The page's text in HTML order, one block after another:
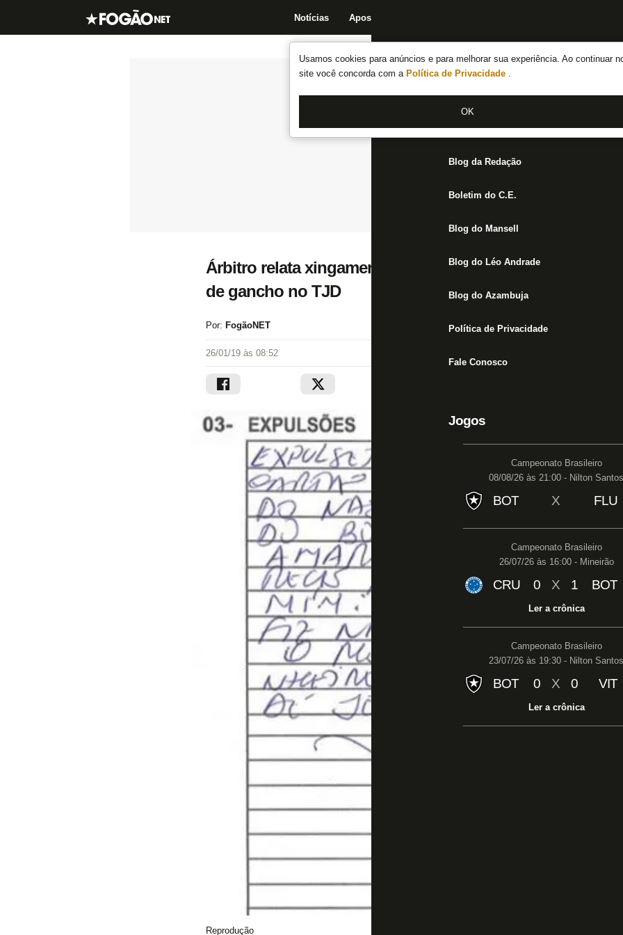
Usamos cookies para anúncios e para melhorar sua experiência. Ao continuar
site você concorda com a Política de Privacidade .
OK
Notícias Apostas
Notícias do Botafogo
Fórum
Jogos
Blog da Redação
Boletim do C.E.
Blog do Mansell
Blog do Léo Andrade
Blog do Azambuja
Política de Privacidade
Fale Conosco
Jogos
Campeonato Brasileiro
08/08/26 às 21:00 - Nilton Santos
BOT X FLU
Campeonato Brasileiro
26/07/26 às 16:00 - Mineirão
CRU 0 X 1 BOT
Ler a crônica
Campeonato Brasileiro
23/07/26 às 19:30 - Nilton Santos
BOT 0 X 0 VIT
Ler a crônica
Árbitro relata xingamentos, e Gilson pode pegar de
de gancho no TJD
Por: FogãoNET
26/01/19 às 08:52
Reprodução